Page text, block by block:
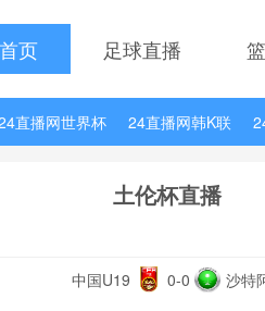
首页 足球直播
直播网世界杯 24直播网韩K联
土伦杯直播
中国U19 0-0 沙特